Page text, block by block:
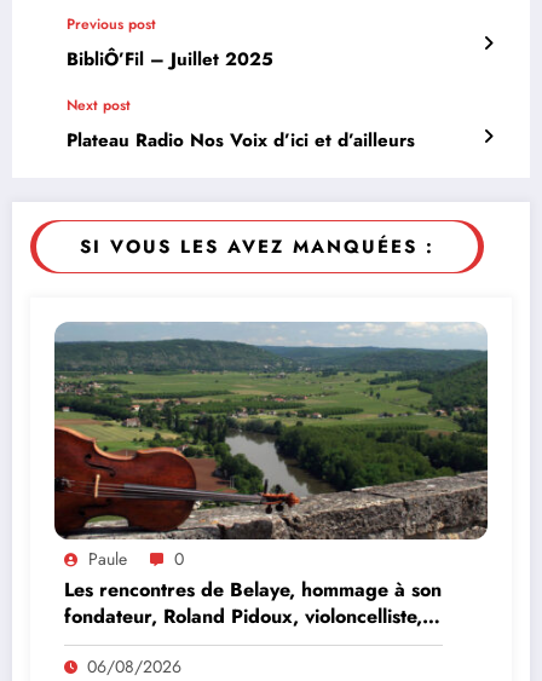
Previous post
BibliÔ’Fil – Juillet 2025
Next post
Plateau Radio Nos Voix d’ici et d’ailleurs
SI VOUS LES AVEZ MANQUÉES :
Paule 0
Les rencontres de Belaye, hommage à son
fondateur, Roland Pidoux, violoncelliste,
le vendredi 07 août 2026
06/08/2026